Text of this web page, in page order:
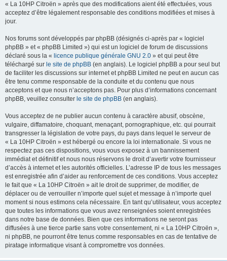
« La 10HP Citroën » après que des modifications aient été effectuées, vous
acceptez d’être légalement responsable des conditions modifiées et mises à
jour.
Nos forums sont développés par phpBB (désignés ci-après par « logiciel
phpBB » et « phpBB Limited ») qui est un logiciel de forum de discussions
déclaré sous la « licence publique générale GNU 2.0 » et qui peut être
téléchargé sur le site de phpBB (en anglais). Le logiciel phpBB a pour seul but
de faciliter les discussions sur internet et phpBB Limited ne peut en aucun cas
être tenu comme responsable de la conduite et du contenu que nous
acceptons et que nous n’acceptons pas. Pour plus d’informations concernant
phpBB, veuillez consulter le site de phpBB (en anglais).
Vous acceptez de ne publier aucun contenu à caractère abusif, obscène,
vulgaire, diffamatoire, choquant, menaçant, pornographique, etc. qui pourrait
transgresser la législation de votre pays, du pays dans lequel le serveur de
« La 10HP Citroën » est hébergé ou encore la loi internationale. Si vous ne
respectez pas ces dispositions, vous vous exposez à un bannissement
immédiat et définitif et nous nous réservons le droit d’avertir votre fournisseur
d’accès à internet et les autorités officielles. L’adresse IP de tous les messages
est enregistrée afin d’aider au renforcement de ces conditions. Vous acceptez
le fait que « La 10HP Citroën » ait le droit de supprimer, de modifier, de
déplacer ou de verrouiller n’importe quel sujet et message à n’importe quel
moment si nous estimons cela nécessaire. En tant qu’utilisateur, vous acceptez
que toutes les informations que vous avez renseignées soient enregistrées
dans notre base de données. Bien que ces informations ne seront pas
diffusées à une tierce partie sans votre consentement, ni « La 10HP Citroën »,
ni phpBB, ne pourront être tenus comme responsables en cas de tentative de
piratage informatique visant à compromettre vos données.